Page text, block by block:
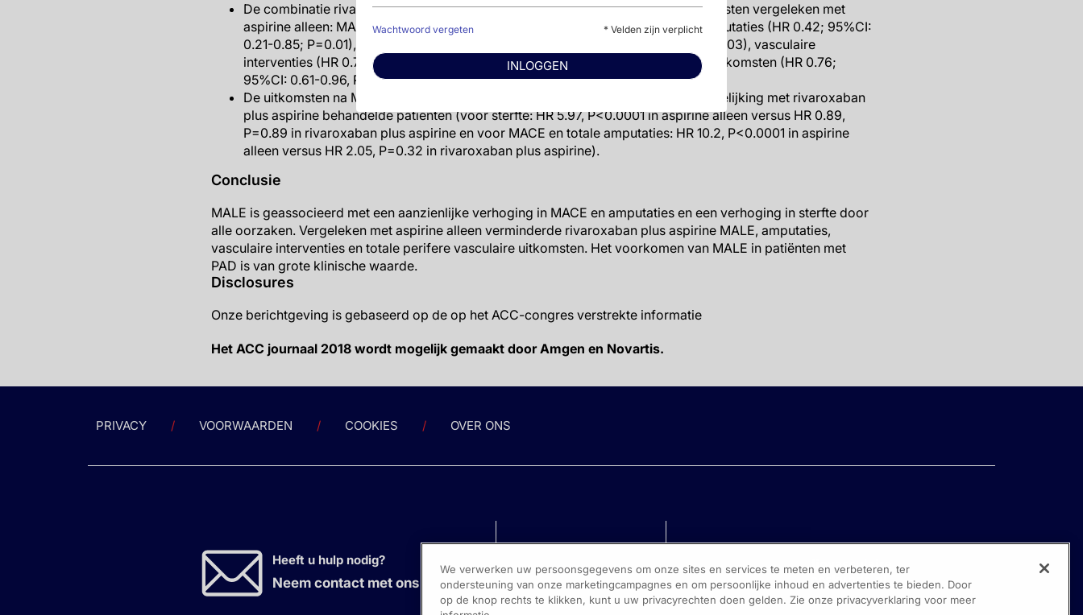
Wachtwoord vergeten * Velden zijn verplicht
INLOGGEN
De combinatie rivaroxaban plus aspirine verminderde perifere vasculaire uitkomsten vergeleken met
aspirine alleen: MALE (HR 0.57, 95%CI: 0.37-0.88, P=0.01), totale vasculaire amputaties (HR 0.42; 95%CI:
0.21-0.85; P=0.01), grote vasculaire amputaties (HR 0.33; 95%CI: 0.12-0.92, P=0.03), vasculaire
interventies (HR 0.76; 95%CI: 0.60-0.97; P=0.03) en totale perifere vasculaire uitkomsten (HR 0.76;
95%CI: 0.61-0.96, P=0.02).
De uitkomsten na MALE waren slechter in aspirine-behandelde patiënten in vergelijking met rivaroxaban
plus aspirine behandelde patiënten (voor sterfte: HR 5.97, P<0.0001 in aspirine alleen versus HR 0.89,
P=0.89 in rivaroxaban plus aspirine en voor MACE en totale amputaties: HR 10.2, P<0.0001 in aspirine
alleen versus HR 2.05, P=0.32 in rivaroxaban plus aspirine).
Conclusie
MALE is geassocieerd met een aanzienlijke verhoging in MACE en amputaties en een verhoging in sterfte door
alle oorzaken. Vergeleken met aspirine alleen verminderde rivaroxaban plus aspirine MALE, amputaties,
vasculaire interventies en totale perifere vasculaire uitkomsten. Het voorkomen van MALE in patiënten met
PAD is van grote klinische waarde.
Disclosures
Onze berichtgeving is gebaseerd op de op het ACC-congres verstrekte informatie
Het ACC journaal 2018 wordt mogelijk gemaakt door Amgen en Novartis.
PRIVACY VOORWAARDEN COOKIES OVER ONS
Heeft u hulp nodig?
Neem contact met ons op
We verwerken uw persoonsgegevens om onze sites en services te meten en verbeteren, ter
ondersteuning van onze marketingcampagnes en om persoonlijke inhoud en advertenties te bieden. Door
op de knop rechts te klikken, kunt u uw privacyrechten doen gelden. Zie onze privacyverklaring voor meer